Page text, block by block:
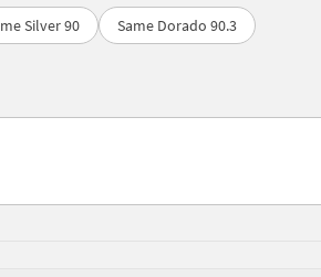
Silver 90
Same Dorado 90.3